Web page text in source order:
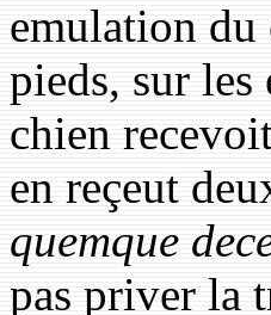
emulation du
pieds, sur les
chien
en reçeut
quemque
pas priver la